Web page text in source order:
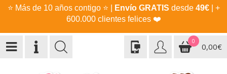
⭐ Más de 10 años contigo ⭐ Envío GRATIS desde 49€| +
600.000 clientes felices ❤️
0
0,00€